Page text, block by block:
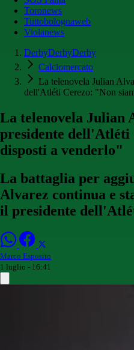
Toronews
Tuttobolognaweb
Violanews
DerbyDerbyDerby
Calciomercato
La telenovela Julian
dell'Atléti Cerezo: "Non
La telenovela Julian
presidente dell'Atléti
disposti a venderlo"
La battaglia per
Alvarez continua e
il presidente
Marco Esposito
1 luglio - 16:41